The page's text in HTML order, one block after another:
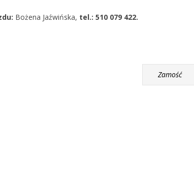
Bożena Jaźwińska, tel.: 510 079 422.
Zamość